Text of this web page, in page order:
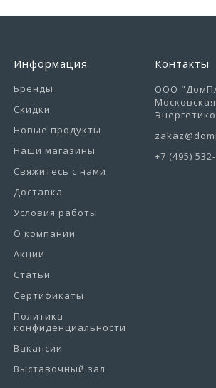
Информация
Бренды
Скидки
Новые продукты
Наши магазины
Свяжитесь с нами
Доставка
Условия работы
О компании
Акции
Статьи
Сертификаты
Политика
конфиденциальности
Вакансии
Выставочный зал
Контакты
ООО
+7 (495)